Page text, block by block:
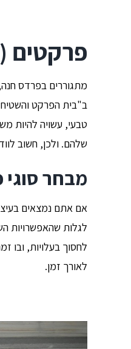
פרקטים
מתגוררים בפרדס
ב"בית הפרקט
טבעי, עשויה להיות
שלהם. ולכן, חשוב
מבחר סוגי
אם אתם נמצאים
לגלות שהאפשרויות
לחסוך בעלויות, ובו
לאורך זמן.